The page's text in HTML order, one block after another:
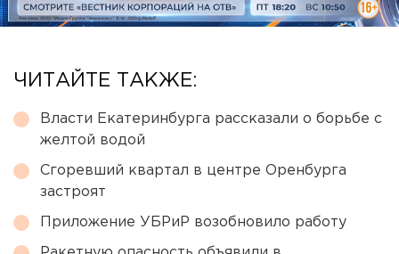
ЧИТАЙТЕ ТАКЖЕ:
Власти Екатеринбурга рассказали о борьбе с
желтой водой
Сгоревший квартал в центре Оренбурга
застроят
Приложение УБРиР возобновило работу